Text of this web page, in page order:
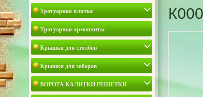
Тротуарная плитка
Тротуарные армоплиты
Крышки для столбов
Крышки для заборов
ВОРОТА КАЛИТКИ РЕШЕТКИ